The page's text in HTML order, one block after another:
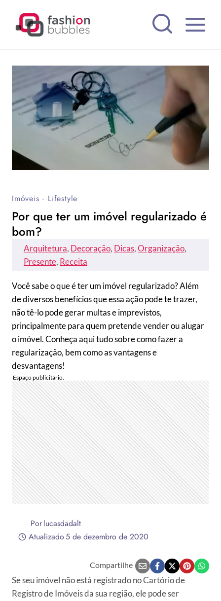
Imóveis · Lifestyle
Por que ter um imóvel regularizado é
bom?
Arquitetura, Decoração, Dicas, Organização
Presente, Receita
Você sabe o que é ter um imóvel regularizado? Além
de diversos benefícios que essa ação pode te trazer,
não tê-lo pode gerar multas e imprevistos,
principalmente para quem pretende vender ou alugar
o imóvel. Conheça aqui tudo sobre como fazer a
regularização, bem como as vantagens e
desvantagens!
Porlucasdadalt
Atualizado5 de dezembro de 2020
Compartilhe
Se seu imóvel não está registrado no Cartório de
Registro de Imóveis da sua região, ele pode ser